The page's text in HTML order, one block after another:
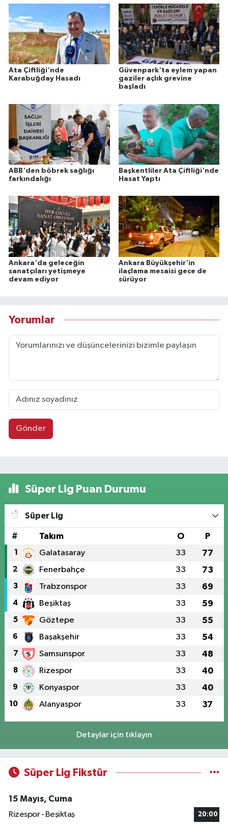
Ata Çiftliği'nde
Karabuğday Hasadı
Güvenpark'ta eylem yapan
gaziler açlık grevine
başladı
ABB'den böbrek sağlığı
farkındalığı
Başkentliler Ata Çiftliği'nde
Hasat Yaptı
Ankara'da geleceğin
sanatçıları yetişmeye
devam ediyor
Ankara Büyükşehir'in
ilaçlama mesaisi gece de
sürüyor
Yorumlar
Gönder
Süper Lig Puan Durumu
Süper Lig
# Takım O P
1 Galatasaray 33 77
2 Fenerbahçe 33 73
3 Trabzonspor 33 69
4 Beşiktaş 33 59
5 Göztepe 33 55
6 Başakşehir 33 54
7 Samsunspor 33 48
8 Rizespor 33 40
9 Konyaspor 33 40
10 Alanyaspor 33 37
Detaylar için tıklayın
Süper Lig Fikstür
15 Mayıs, Cuma
Rizespor - Beşiktaş
20:00